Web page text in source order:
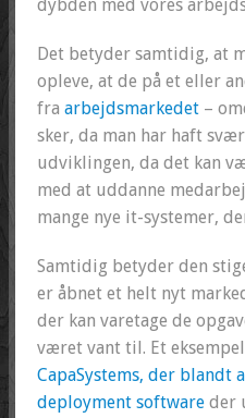
dybden med vores
Det betyder samtidig, at
opleve, at de på et eller
fra arbejdsmarkedet –
sker, da man har haft
udviklingen, da det kan
med at uddanne
mange nye it-systemer,
Samtidig betyder den
er åbnet et helt nyt
der kan varetage de
været vant til. Et
CapaSystems, der blandt
deployment software der